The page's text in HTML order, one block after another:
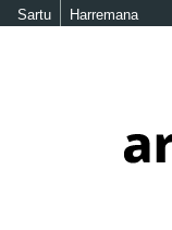
Sartu Harremana